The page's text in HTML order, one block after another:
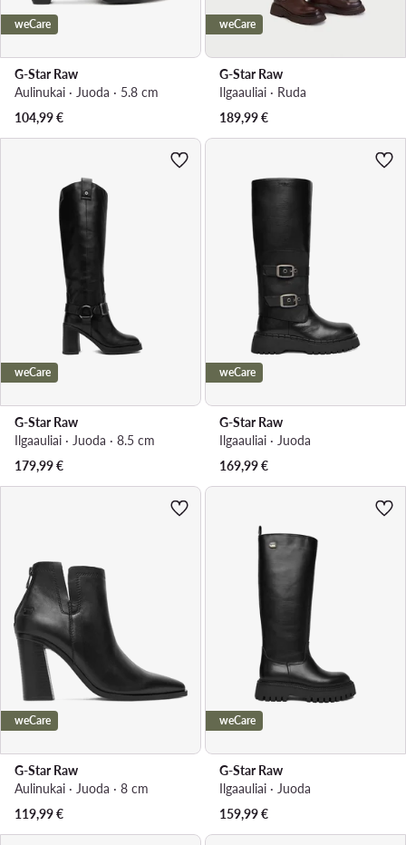
weCare
G-Star Raw
Aulinukai · Juoda · 5.8 cm
104,99€
weCare
G-Star Raw
Ilgaauliai · Ruda
189,99€
weCare
G-Star Raw
Ilgaauliai · Juoda · 8.5 cm
179,99€
weCare
G-Star Raw
Ilgaauliai · Juoda
169,99€
weCare
G-Star Raw
Aulinukai · Juoda · 8 cm
119,99€
weCare
G-Star Raw
Ilgaauliai · Juoda
159,99€